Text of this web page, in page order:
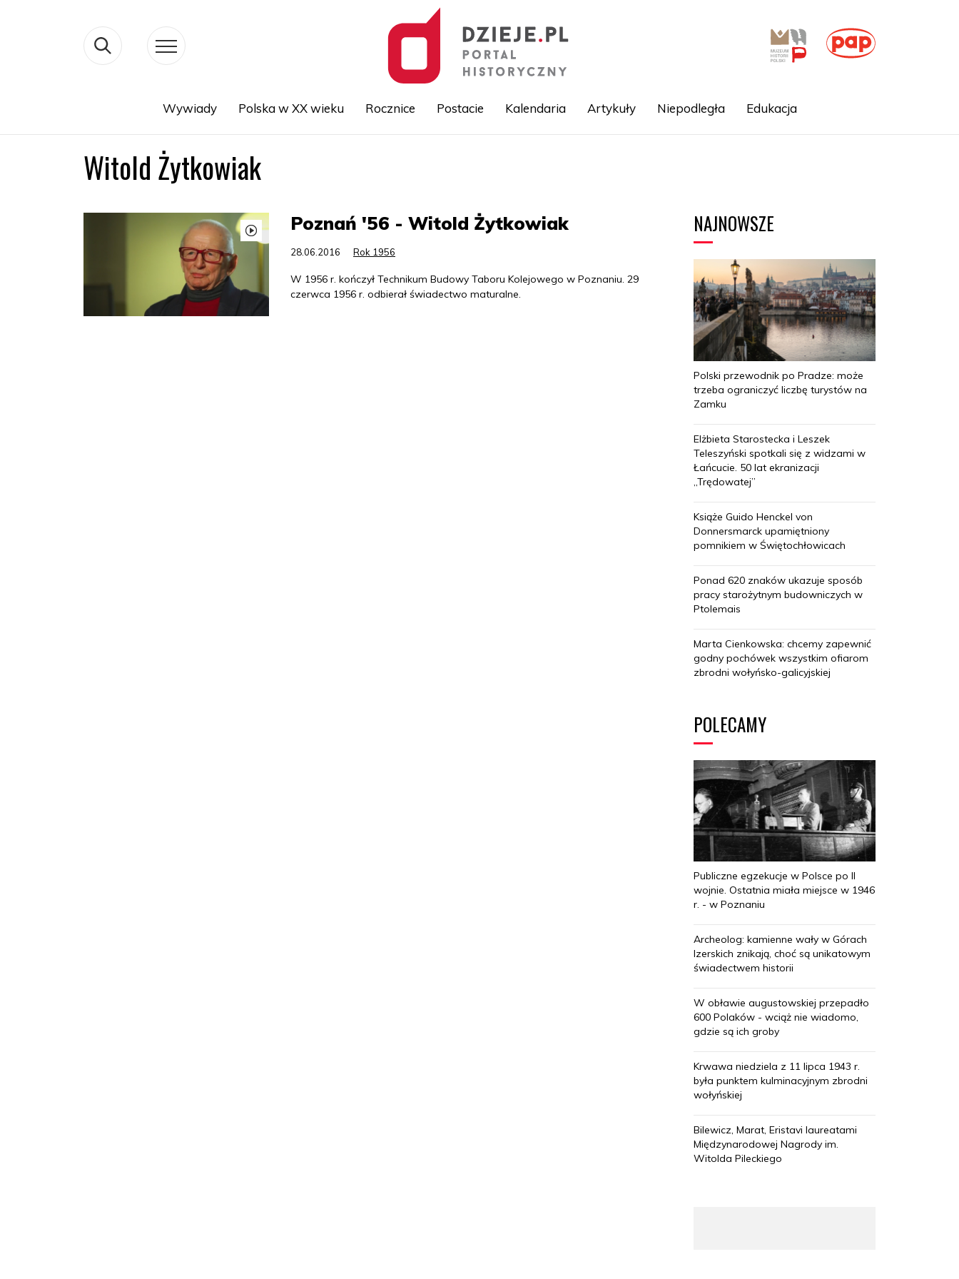
Wywiady Polska w XX wieku Rocznice Postacie Kalendaria Artykuły Niepodległa Edukacja
Witold Żytkowiak
Poznań '56 - Witold Żytkowiak
28.06.2016 Rok 1956
W 1956 r. kończył Technikum Budowy Taboru Kolejowego w Poznaniu. 29
czerwca 1956 r. odbierał świadectwo maturalne.
NAJNOWSZE
Polski przewodnik po Pradze: może
trzeba ograniczyć liczbę turystów na
Zamku
Elżbieta Starostecka i Leszek
Teleszyński spotkali się z widzami w
Łańcucie. 50 lat ekranizacji
„Trędowatej”
Książe Guido Henckel von
Donnersmarck upamiętniony
pomnikiem w Świętochłowicach
Ponad 620 znaków ukazuje sposób
pracy starożytnym budowniczych w
Ptolemais
Marta Cienkowska: chcemy zapewnić
godny pochówek wszystkim ofiarom
zbrodni wołyńsko-galicyjskiej
POLECAMY
Publiczne egzekucje w Polsce po II
wojnie. Ostatnia miała miejsce w 1946
r. - w Poznaniu
Archeolog: kamienne wały w Górach
Izerskich znikają, choć są unikatowym
świadectwem historii
W obławie augustowskiej przepadło
600 Polaków - wciąż nie wiadomo,
gdzie są ich groby
Krwawa niedziela z 11 lipca 1943 r.
była punktem kulminacyjnym zbrodni
wołyńskiej
Bilewicz, Marat, Eristavi laureatami
Międzynarodowej Nagrody im.
Witolda Pileckiego